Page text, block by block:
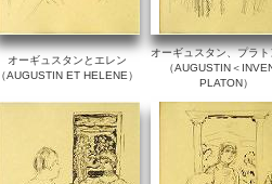
オーギュスタンとエレン
（AUGUSTIN ET HELENE）
オーギュスタン、プラト
（AUGUSTIN＜
PLATON）